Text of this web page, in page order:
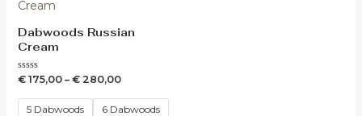
Dabwoods Russian
Cream
Waardering
uit
€175,00– €280,00
5 Dabwoods
6 Dabwoods